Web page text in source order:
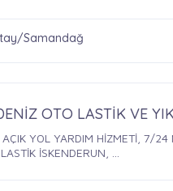
Samandağ
OTO LASTİK VE
YOL YARDIM HİZMETİ, 7/24
İSKENDERUN, ...